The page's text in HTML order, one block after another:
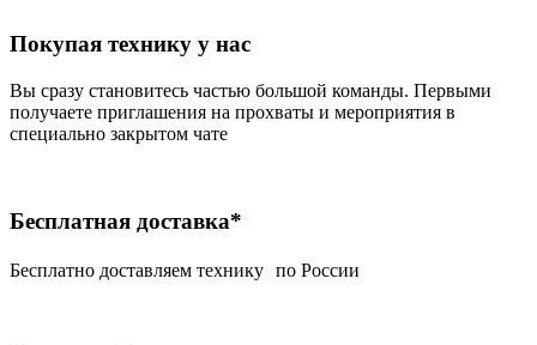
Покупая технику у нас
Вы сразу становитесь частью большой команды. Первыми
получаете приглашения на прохваты и мероприятия в
специально закрытом чате
Бесплатная доставка*
Беcплатно доставляем технику по России